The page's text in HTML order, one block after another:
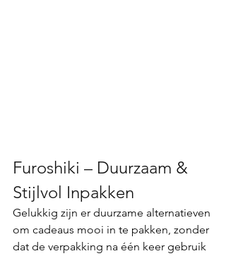
Furoshiki – Duurzaam &
Stijlvol Inpakken
Gelukkig zijn er duurzame alternatieven
om cadeaus mooi in te pakken, zonder
dat de verpakking na één keer gebruik